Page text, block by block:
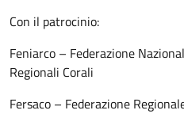
Con il patrocinio:
Feniarco – Federazione
Regionali Corali
Fersaco – Federazione